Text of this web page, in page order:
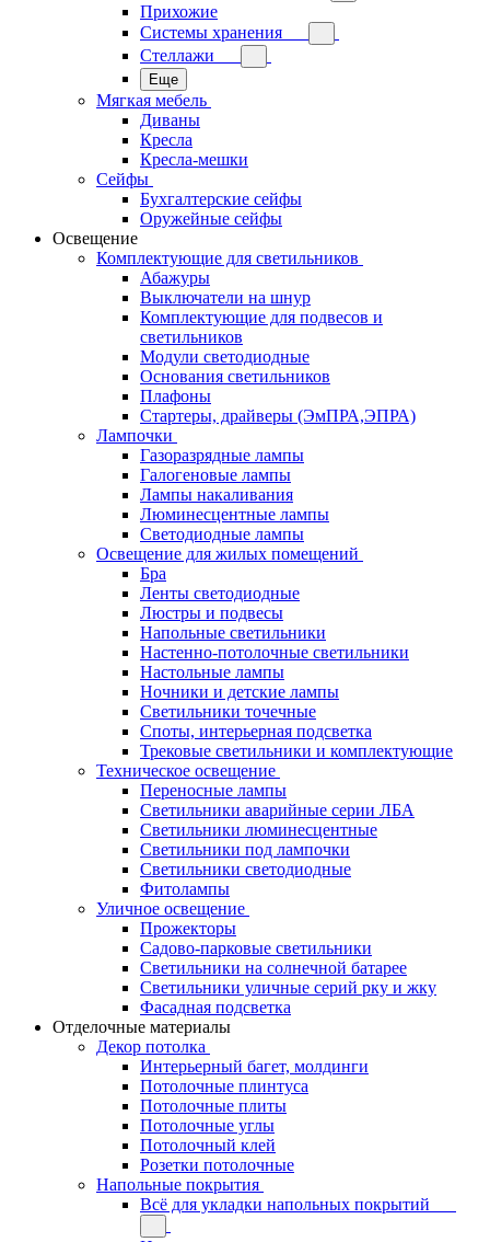
Прихожие
Системы хранения
Стеллажи
Еще
Мягкая мебель
Диваны
Кресла
Кресла-мешки
Сейфы
Бухгалтерские сейфы
Оружейные сейфы
Освещение
Комплектующие для светильников
Абажуры
Выключатели на шнур
Комплектующие для подвесов и
светильников
Модули светодиодные
Основания светильников
Плафоны
Стартеры, драйверы (ЭмПРА,ЭПРА)
Лампочки
Газоразрядные лампы
Галогеновые лампы
Лампы накаливания
Люминесцентные лампы
Светодиодные лампы
Освещение для жилых помещений
Бра
Ленты светодиодные
Люстры и подвесы
Напольные светильники
Настенно-потолочные светильники
Настольные лампы
Ночники и детские лампы
Светильники точечные
Споты, интерьерная подсветка
Трековые светильники и комплектующие
Техническое освещение
Переносные лампы
Светильники аварийные серии ЛБА
Светильники люминесцентные
Светильники под лампочки
Светильники светодиодные
Фитолампы
Уличное освещение
Прожекторы
Садово-парковые светильники
Светильники на солнечной батарее
Светильники уличные серий рку и жку
Фасадная подсветка
Отделочные материалы
Декор потолка
Интерьерный багет, молдинги
Потолочные плинтуса
Потолочные плиты
Потолочные углы
Потолочный клей
Розетки потолочные
Напольные покрытия
Всё для укладки напольных покрытий